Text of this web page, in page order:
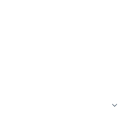
局：Z世代平台的